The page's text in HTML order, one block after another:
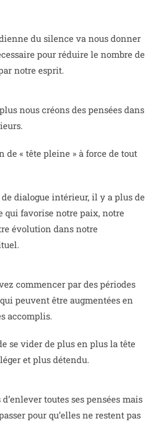
du silence va nous donner
pour réduire le nombre de
notre esprit.
nous créons des pensées dans
de « tête pleine » à force de tout
de dialogue intérieur, il y a plus de
qui favorise notre paix, notre
évolution dans notre
commencer par des périodes
peuvent être augmentées en
accomplis.
se vider de plus en plus la tête
et plus détendu.
toutes ses pensées mais
pour qu’elles ne restent pas